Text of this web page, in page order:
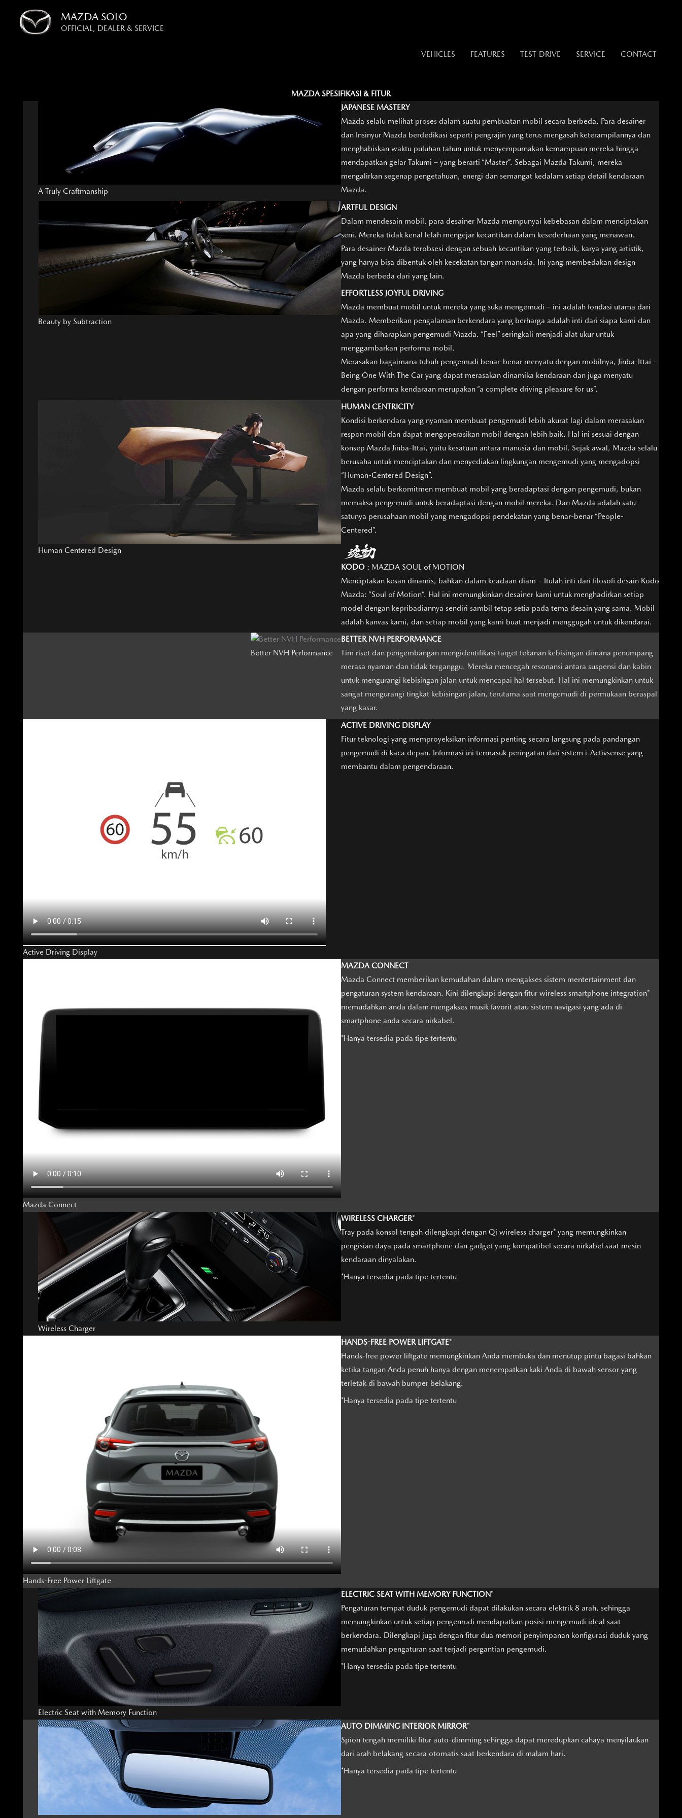
content
MAZDA SOLO
OFFICIAL, DEALER & SERVICE
VEHICLES FEATURES TEST-DRIVE SERVICE CONTACT
MAZDA SPESIFIKASI & FITUR
A Truly Craftmanship
JAPANESE MASTERY
Mazda selalu melihat proses dalam suatu pembuatan mobil secara berbeda. Para desainer
dan Insinyur Mazda berdedikasi seperti pengrajin yang terus mengasah keterampilannya dan
menghabiskan waktu puluhan tahun untuk menyempurnakan kemampuan mereka hingga
mendapatkan gelar Takumi – yang berarti “Master”. Sebagai Mazda Takumi, mereka
mengalirkan segenap pengetahuan, energi dan semangat kedalam setiap detail kendaraan
Mazda.
Beauty by Subtraction
ARTFUL DESIGN
Dalam mendesain mobil, para desainer Mazda mempunyai kebebasan dalam menciptakan
seni. Mereka tidak kenal lelah mengejar kecantikan dalam kesederhaan yang menawan.
Para desainer Mazda terobsesi dengan sebuah kecantikan yang terbaik, karya yang artistik,
yang hanya bisa dibentuk oleh kecekatan tangan manusia. Ini yang membedakan design
Mazda berbeda dari yang lain.
EFFORTLESS JOYFUL DRIVING
Mazda membuat mobil untuk mereka yang suka mengemudi – ini adalah fondasi utama dari
Mazda. Memberikan pengalaman berkendara yang berharga adalah inti dari siapa kami dan
apa yang diharapkan pengemudi Mazda. “Feel” seringkali menjadi alat ukur untuk
menggambarkan performa mobil.
Merasakan bagaimana tubuh pengemudi benar-benar menyatu dengan mobilnya, Jinba-Ittai –
Being One With The Car yang dapat merasakan dinamika kendaraan dan juga menyatu
dengan performa kendaraan merupakan “a complete driving pleasure for us”.
Human Centered Design
HUMAN CENTRICITY
Kondisi berkendara yang nyaman membuat pengemudi lebih akurat lagi dalam merasakan
respon mobil dan dapat mengoperasikan mobil dengan lebih baik. Hal ini sesuai dengan
konsep Mazda Jinba-Ittai, yaitu kesatuan antara manusia dan mobil. Sejak awal, Mazda selalu
berusaha untuk menciptakan dan menyediakan lingkungan mengemudi yang mengadopsi
“Human-Centered Design”.
Mazda selalu berkomitmen membuat mobil yang beradaptasi dengan pengemudi, bukan
memaksa pengemudi untuk beradaptasi dengan mobil mereka. Dan Mazda adalah satu-
satunya perusahaan mobil yang mengadopsi pendekatan yang benar-benar “People-
Centered”.
KODO : MAZDA SOUL of MOTION
Menciptakan kesan dinamis, bahkan dalam keadaan diam – Itulah inti dari filosofi desain Kodo
Mazda: “Soul of Motion”. Hal ini memungkinkan desainer kami untuk menghadirkan setiap
model dengan kepribadiannya sendiri sambil tetap setia pada tema desain yang sama. Mobil
adalah kanvas kami, dan setiap mobil yang kami buat menjadi menggugah untuk dikendarai.
Better NVH Performance
BETTER NVH PERFORMANCE
Tim riset dan pengembangan mengidentifikasi target tekanan kebisingan dimana penumpang
merasa nyaman dan tidak terganggu. Mereka mencegah resonansi antara suspensi dan kabin
untuk mengurangi kebisingan jalan untuk mencapai hal tersebut. Hal ini memungkinkan untuk
sangat mengurangi tingkat kebisingan jalan, terutama saat mengemudi di permukaan beraspal
yang kasar.
Active Driving Display
ACTIVE DRIVING DISPLAY
Fitur teknologi yang memproyeksikan informasi penting secara langsung pada pandangan
pengemudi di kaca depan. Informasi ini termasuk peringatan dari sistem i-Activsense yang
membantu dalam pengendaraan.
Mazda Connect
MAZDA CONNECT
Mazda Connect memberikan kemudahan dalam mengakses sistem mentertainment dan
pengaturan system kendaraan. Kini dilengkapi dengan fitur wireless smartphone integration*
memudahkan anda dalam mengakses musik favorit atau sistem navigasi yang ada di
smartphone anda secara nirkabel.
*Hanya tersedia pada tipe tertentu
Wireless Charger
WIRELESS CHARGER*
Tray pada konsol tengah dilengkapi dengan Qi wireless charger* yang memungkinkan
pengisian daya pada smartphone dan gadget yang kompatibel secara nirkabel saat mesin
kendaraan dinyalakan.
*Hanya tersedia pada tipe tertentu
Hands-Free Power Liftgate
HANDS-FREE POWER LIFTGATE*
Hands-free power liftgate memungkinkan Anda membuka dan menutup pintu bagasi bahkan
ketika tangan Anda penuh hanya dengan menempatkan kaki Anda di bawah sensor yang
terletak di bawah bumper belakang.
*Hanya tersedia pada tipe tertentu
Electric Seat with Memory Function
ELECTRIC SEAT WITH MEMORY FUNCTION*
Pengaturan tempat duduk pengemudi dapat dilakukan secara elektrik 8 arah, sehingga
memungkinkan untuk setiap pengemudi mendapatkan posisi mengemudi ideal saat
berkendara. Dilengkapi juga dengan fitur dua memori penyimpanan konfigurasi duduk yang
memudahkan pengaturan saat terjadi pergantian pengemudi.
*Hanya tersedia pada tipe tertentu
AUTO DIMMING INTERIOR MIRROR*
Spion tengah memiliki fitur auto-dimming sehingga dapat meredupkan cahaya menyilaukan
dari arah belakang secara otomatis saat berkendara di malam hari.
*Hanya tersedia pada tipe tertentu